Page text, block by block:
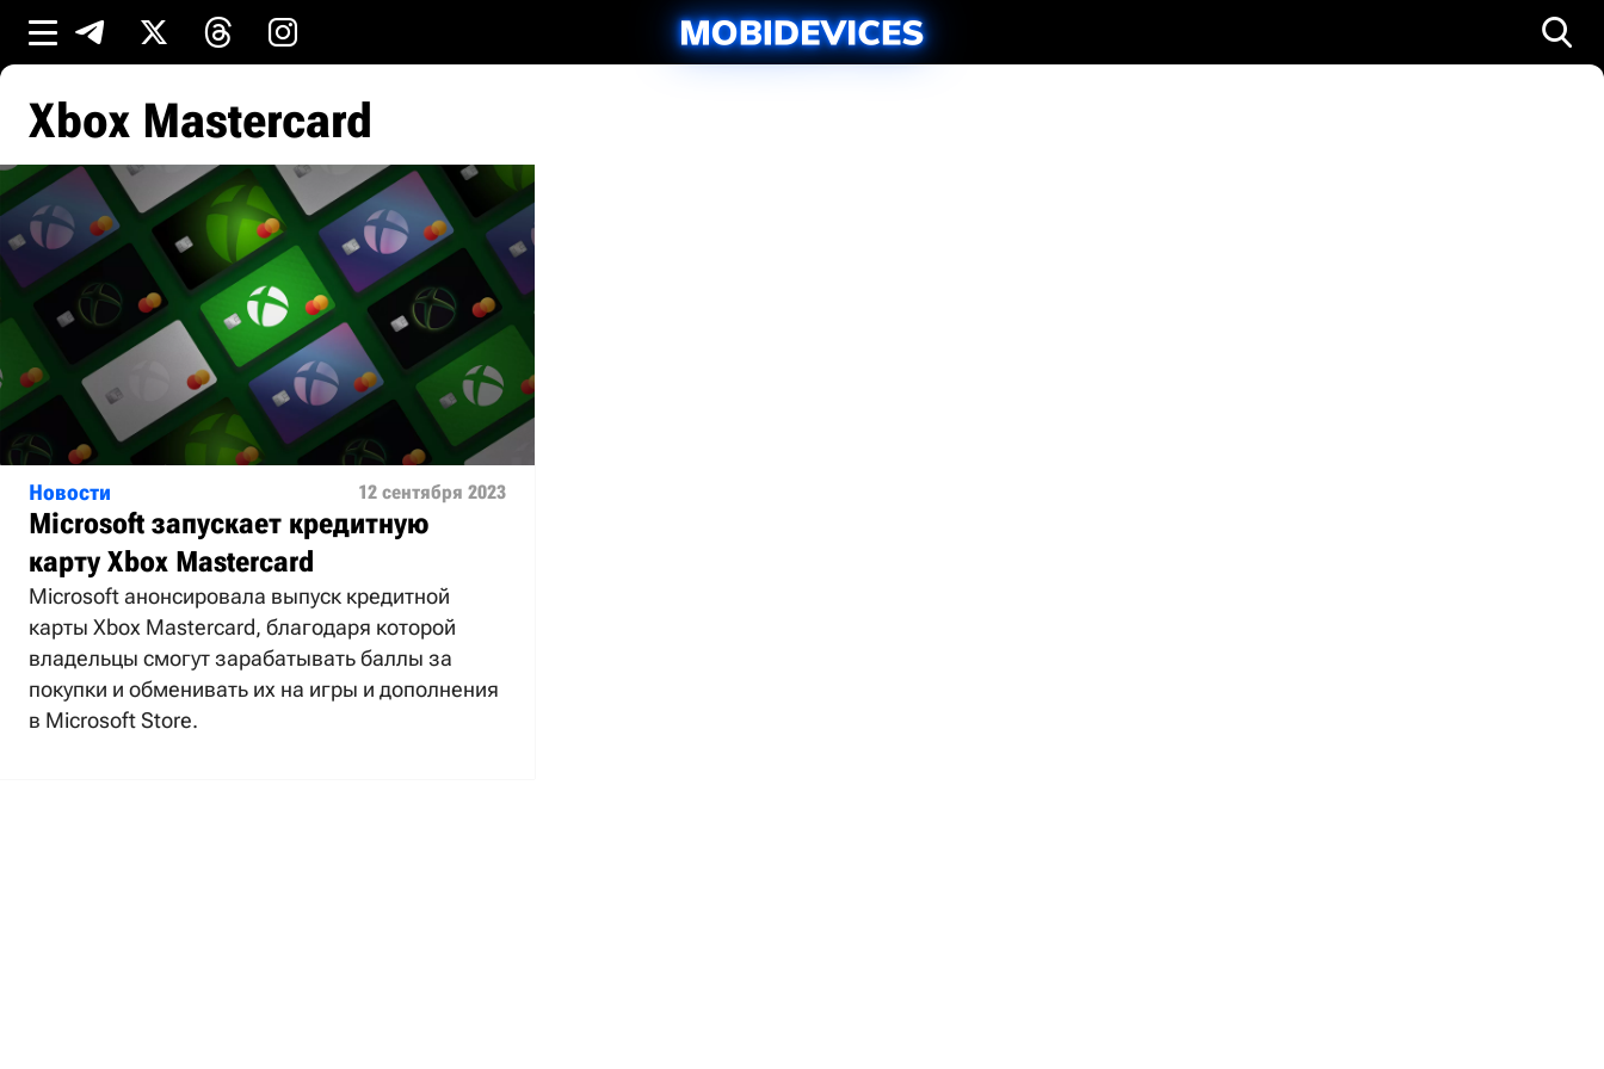
Xbox Mastercard
Новости 12 сентября 2023
Microsoft запускает кредитную
карту Xbox Mastercard
Microsoft анонсировала выпуск кредитной
карты Xbox Mastercard, благодаря которой
владельцы смогут зарабатывать баллы за
покупки и обменивать их на игры и дополнения
в Microsoft Store.